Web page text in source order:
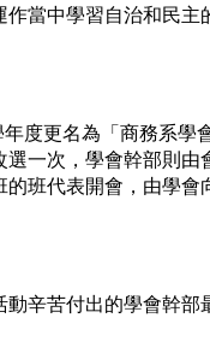
當中學習自治和民主
度更名為「商務系學
一次，學會幹部則由
班代表開會，由學會
辛苦付出的學會幹部